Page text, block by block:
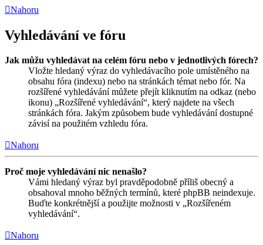
Nahoru
Vyhledávání ve fóru
Jak můžu vyhledávat na celém fóru nebo v jednotlivých fórech?
Vložte hledaný výraz do vyhledávacího pole umístěného na
obsahu fóra (indexu) nebo na stránkách témat nebo fór. Na
rozšířené vyhledávání můžete přejít kliknutím na odkaz (nebo
ikonu) „Rozšířené vyhledávání“, který najdete na všech
stránkách fóra. Jakým způsobem bude vyhledávání dostupné
závisí na použitém vzhledu fóra.
Nahoru
Proč moje vyhledávání nic nenašlo?
Vámi hledaný výraz byl pravděpodobně příliš obecný a
obsahoval mnoho běžných termínů, které phpBB neindexuje.
Buďte konkrétnější a použijte možnosti v „Rozšířeném
vyhledávání“.
Nahoru